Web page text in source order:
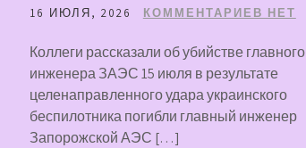
16 ИЮЛЯ, 2026 КОММЕНТАРИЕВ НЕТ
Коллеги рассказали об убийстве главного
инженера ЗАЭС 15 июля в результате
целенаправленного удара украинского
беспилотника погибли главный инженер
Запорожской АЭС […]